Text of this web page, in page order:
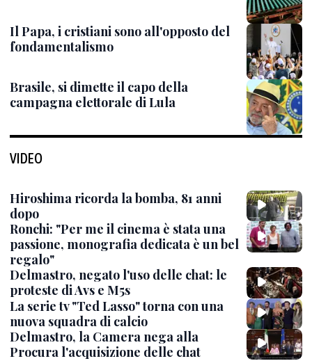
Il Papa, i cristiani sono all'opposto del
fondamentalismo
Brasile, si dimette il capo della
campagna elettorale di Lula
VIDEO
Hiroshima ricorda la bomba, 81 anni
dopo
Ronchi: "Per me il cinema è stata una
passione, monografia dedicata è un bel
regalo"
Delmastro, negato l'uso delle chat: le
proteste di Avs e M5s
La serie tv "Ted Lasso" torna con una
nuova squadra di calcio
Delmastro, la Camera nega alla
Procura l'acquisizione delle chat